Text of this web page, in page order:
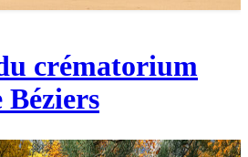
crématorium